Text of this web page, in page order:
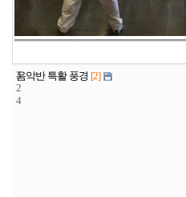
3
2
4
음악반 특활 풍경 [2]